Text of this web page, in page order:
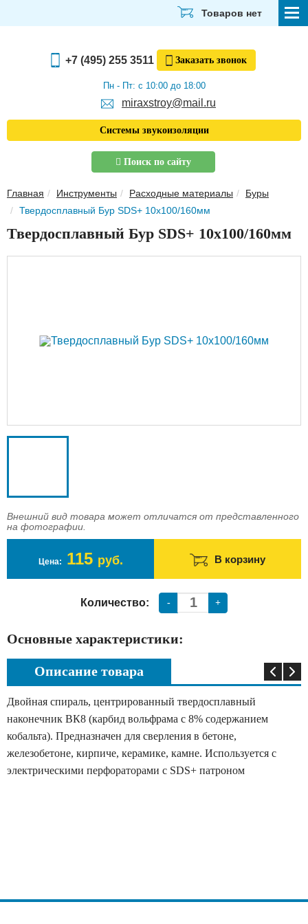
ОТДЕЛОЧНЫЕ МАТЕРИАЛЫ
ЭЛЕКТРИКА И ОСВЕЩЕНИЕ
ЗВУКОИЗОЛЯЦИЯ
Главная
Контакты
Товаров нет
+7 (495) 255 3511 Заказать звонок
Пн - Пт: с 10:00 до 18:00
miraxstroy@mail.ru
Системы звукоизоляции
Поиск по сайту
Главная Инструменты Расходные материалы
Буры
Твердосплавный Бур SDS+ 10х100/160мм
Твердосплавный Бур SDS+ 10х100/160мм
Внешний вид товара может отличатся от представленного
на фотографии.
Цена: 115 руб. В корзину
Количество: - +
Основные характеристики:
Описание товара
Двойная спираль, центрированный твердосплавный
наконечник ВК8 (карбид вольфрама с 8% содержанием
кобальта). Предназначен для сверления в бетоне,
железобетоне, кирпиче, керамике, камне. Используется с
электрическими перфораторами с SDS+ патроном